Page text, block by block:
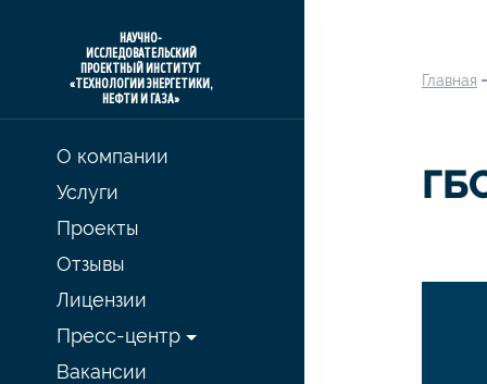
НАУЧНО-
ИССЛЕДОВАТЕЛЬСКИЙ
ПРОЕКТНЫЙ ИНСТИТУТ
«ТЕХНОЛОГИИ ЭНЕРГЕТИКИ,
НЕФТИ И ГАЗА»
О компании
Услуги
Проекты
Отзывы
Лицензии
Пресс-центр
Вакансии
Главная